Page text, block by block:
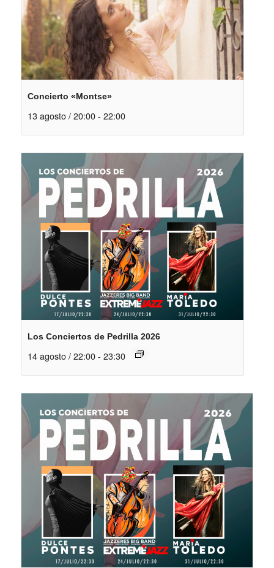
Concierto «Montse»
13 agosto / 20:00 - 22:00
Los Conciertos de Pedrilla 2026
14 agosto / 22:00 - 23:30